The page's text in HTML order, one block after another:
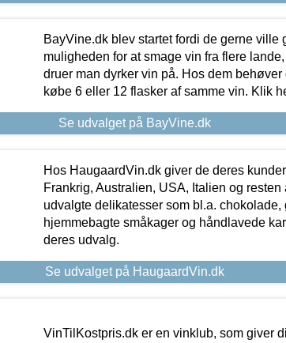
BayVine.dk blev startet fordi de gerne ville
muligheden for at smage vin fra flere
druer man dyrker vin på. Hos dem
købe 6 eller 12 flasker af samme vin. Klik
Se udvalget på BayVine.dk
Hos HaugaardVin.dk giver de deres
Frankrig, Australien, USA, Italien og
udvalgte delikatesser som bl.a. chokolade,
hjemmebagte småkager og håndlavede
deres udvalg.
Se udvalget på HaugaardVin.dk
VinTilKostpris.dk er en vinklub, som giver